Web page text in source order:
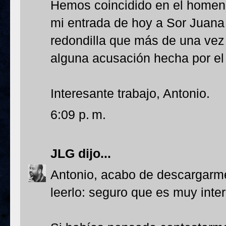
Hemos coincidido en el
mi entrada de hoy a Sor
redondilla que más de una
alguna acusación hecha por
Interesante trabajo, Antonio.
6:09 p. m.
JLG dijo...
Antonio, acabo de
leerlo: seguro que es muy